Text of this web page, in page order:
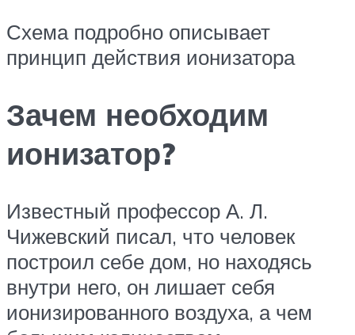
Схема подробно описывает
принцип действия ионизатора
Зачем необходим
ионизатор?
Известный профессор А. Л.
Чижевский писал, что человек
построил себе дом, но находясь
внутри него, он лишает себя
ионизированного воздуха, а чем